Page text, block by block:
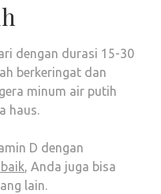
dengan durasi 15-30
berkeringat dan
minum air putih
haus.
D dengan
, Anda juga bisa
lain.